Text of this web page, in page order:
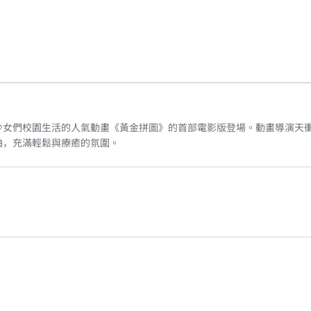
們校園生活的人氣動畫《黃金拼圖》的首部電影版登場。動畫導演天
充滿輕鬆與療癒的氛圍。